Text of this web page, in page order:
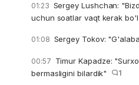
01:23 Sergey Lushchan:
uchun soatlar vaqt kerak
01:08 Sergey Tokov:
00:57 Timur Kapadze:
bermasligini bilardik"
1